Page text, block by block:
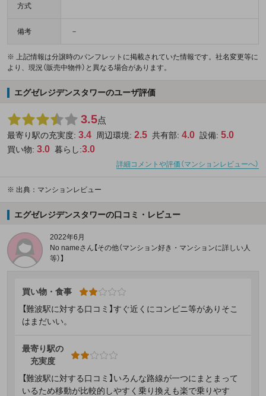
方式
備考 －
※ 上記情報は分譲時のパンフレットに掲載されていた情報です。社名変更等に
より、現況（販売中物件）と異なる場合があります。
エグゼレジデンスタワーのユーザ評価
3.5点
最寄り駅の充実度: 3.4 周辺環境: 2.5 共有部: 4.0 設備: 5.0
買い物: 3.0 暮らし:3.0
詳細コメントや評価（マンションレビューへ）
※ 出典：マンションレビュー
エグゼレジデンスタワーの口コミ・レビュー
2022年6月
No nameさん【その他（マンション好き・マンションに詳しい人
等）】
買い物・食事
【難波駅に対する口コミ】すぐ近くにコンビニ等がありそこ
はまだいい。
最寄り駅の
充実度
【難波駅に対する口コミ】いろんな路線が一つにまとまって
いるため移動が比較的しやすく乗り換えも楽で乗りやす